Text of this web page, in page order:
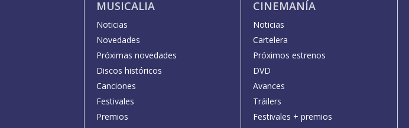
MUSICALIA
Noticias
Novedades
Próximas novedades
Discos históricos
Canciones
Festivales
Premios
CINEMANÍA
Noticias
Cartelera
Próximos estrenos
DVD
Avances
Tráilers
Festivales + premios